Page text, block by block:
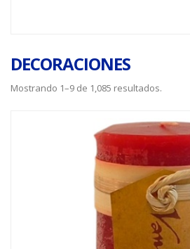
DECORACIONES
Mostrando 1–9 de 1,085 resultados.